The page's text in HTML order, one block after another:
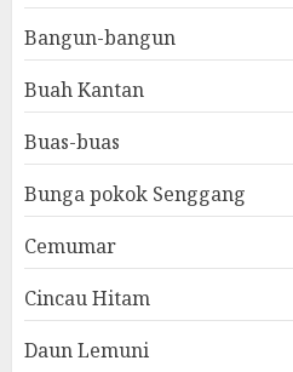
Bangun-bangun
Buah Kantan
Buas-buas
Bunga pokok Senggang
Cemumar
Cincau Hitam
Daun Lemuni